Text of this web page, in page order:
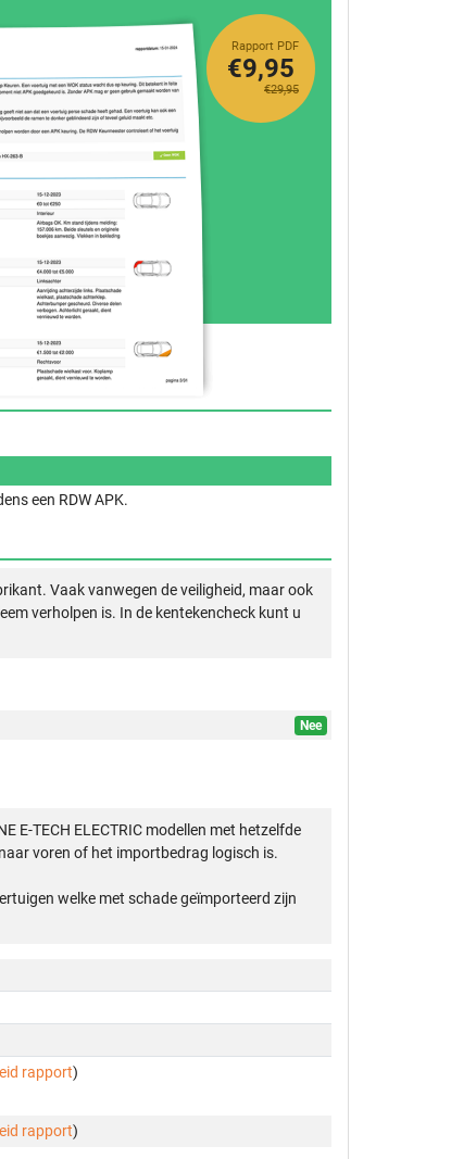
Rapport PDF
€29,95
€9,95
een RDW APK.
Vaak vanwegen de veiligheid, maar ook
verholpen is. In de kentekencheck kunt u
Nee
E-TECH ELECTRIC modellen met hetzelfde
voren of het importbedrag logisch is.
welke met schade geïmporteerd zijn
rapport)
rapport)